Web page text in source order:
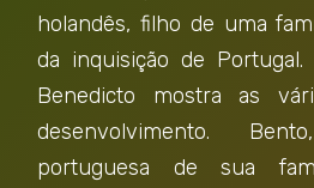
holandês, filho de uma
da inquisição de
Benedicto mostra as
desenvolvimento.
portuguesa de sua